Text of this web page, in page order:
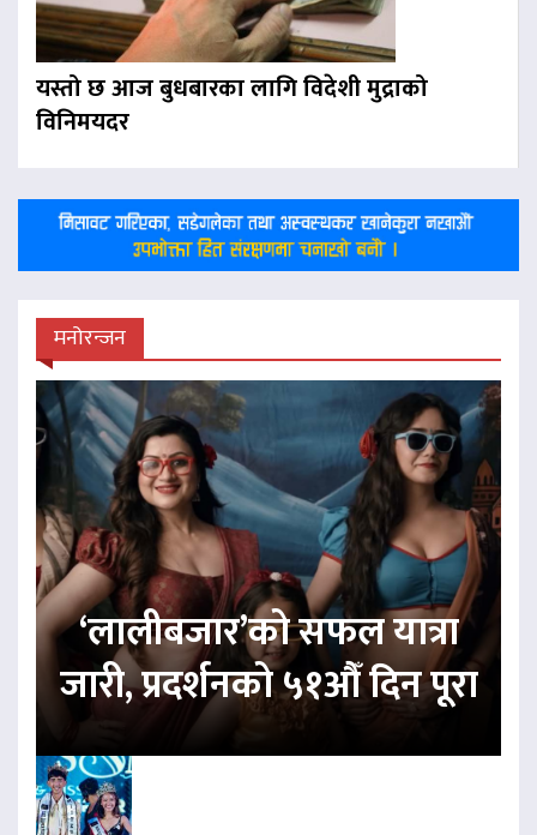
यस्तो छ आज बुधबारका लागि विदेशी मुद्राको
विनिमयदर
मनोरन्जन
‘लालीबजार’को सफल यात्रा
जारी, प्रदर्शनको ५१औँ दिन पूरा